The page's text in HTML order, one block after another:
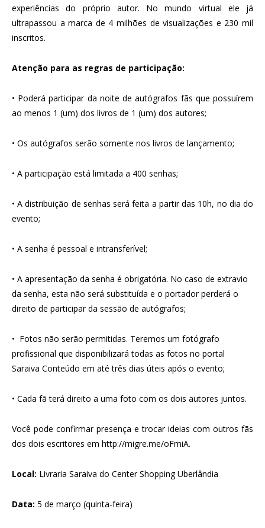
experiências do próprio autor. No mundo virtual ele já
ultrapassou a marca de 4 milhões de visualizações e 230 mil
inscritos.
Atenção para as regras de participação:
• Poderá participar da noite de autógrafos fãs que possuírem
ao menos 1 (um) dos livros de 1 (um) dos autores;
• Os autógrafos serão somente nos livros de lançamento;
• A participação está limitada a 400 senhas;
• A distribuição de senhas será feita a partir das 10h, no dia do
evento;
• A senha é pessoal e intransferível;
• A apresentação da senha é obrigatória. No caso de extravio
da senha, esta não será substituída e o portador perderá o
direito de participar da sessão de autógrafos;
• Fotos não serão permitidas. Teremos um fotógrafo
profissional que disponibilizará todas as fotos no portal
Saraiva Conteúdo em até três dias úteis após o evento;
• Cada fã terá direito a uma foto com os dois autores juntos.
Você pode confirmar presença e trocar ideias com outros fãs
dos dois escritores em http://migre.me/oFmiA.
Local: Livraria Saraiva do Center Shopping Uberlândia
Data: 5 de março (quinta-feira)